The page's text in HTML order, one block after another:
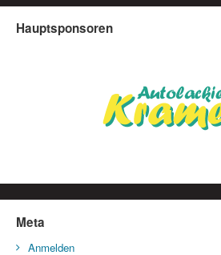
Hauptsponsoren
Meta
Anmelden